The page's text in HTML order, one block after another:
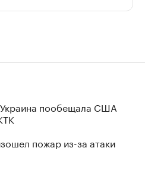
пообещала США
пожар из-за атаки